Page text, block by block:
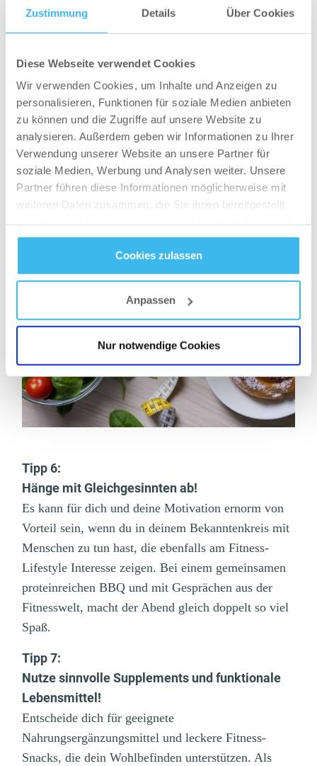
Zustimmung Details Über Cookies
Diese Webseite verwendet Cookies
Wir verwenden Cookies, um Inhalte und Anzeigen zu
personalisieren, Funktionen für soziale Medien anbieten
zu können und die Zugriffe auf unsere Website zu
analysieren. Außerdem geben wir Informationen zu Ihrer
Verwendung unserer Website an unsere Partner für
soziale Medien, Werbung und Analysen weiter. Unsere
Partner führen diese Informationen möglicherweise mit
weiteren Daten zusammen, die Sie ihnen bereitgestellt
gesammelt haben.
Datenschutz- undCookie-Richtlinien
Cookies zulassen
Anpassen
Nur notwendige Cookies
Nach kurzer Eingewöhnungsphase wirst du es
Tipp 5:
Meine Philosophie: Wer meint, dass er bereits genug
Wissen besitzt, hat bereits aufgehört produktiv zu
denken und lebt in der Vergangenheit. Daher
investiere Geld in dein athletisches Potenzial und in
deine sportlichen Interessen. Eine qualitativ
hochwertige Auswahl an sportlichen Ausbildungen,
Akademien:IFAA–Perform Better–Transatlantic
Tipp 6:
Hänge mit Gleichgesinnten ab!
Es kann für dich und deine Motivation ernorm von
Vorteil sein, wenn du in deinem Bekanntenkreis mit
Menschen zu tun hast, die ebenfalls am Fitness-
Lifestyle Interesse zeigen. Bei einem gemeinsamen
proteinreichen BBQ und mit Gesprächen aus der
Fitnesswelt, macht der Abend gleich doppelt so viel
Spaß.
Tipp 7:
Nutze sinnvolle Supplements und funktionale
Lebensmittel!
Entscheide dich für geeignete
Nahrungsergänzungsmittel und leckere Fitness-
Snacks, die dein Wohlbefinden unterstützen. Als